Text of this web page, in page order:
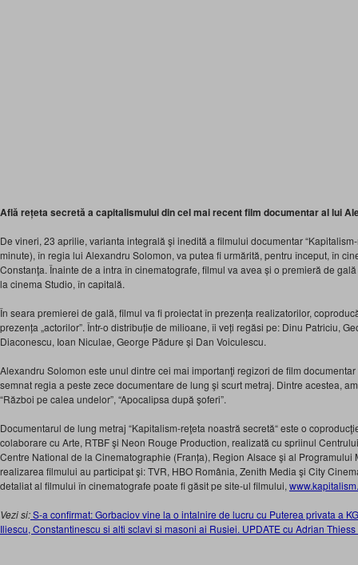
Află rețeta secretă a capitalismului din cel mai recent film documentar al lui
De vineri, 23 aprilie, varianta integrală şi inedită a filmului documentar
minute), în regia lui Alexandru Solomon, va putea fi urmărită, pentru început, în
Constanţa. Înainte de a intra în cinematografe, filmul va avea și o premieră de
la cinema Studio, în capitală.
În seara premierei de gală, filmul va fi proiectat în prezența realizatorilor,
prezența „actorilor”. Într-o distribuție de milioane, îi veți regăsi pe: Dinu Patriciu,
Diaconescu, Ioan Niculae, George Pădure și Dan Voiculescu.
Alexandru Solomon este unul dintre cei mai importanţi regizori de film
semnat regia a peste zece documentare de lung şi scurt metraj. Dintre acestea,
“Război pe calea undelor”, “Apocalipsa după şoferi”.
Documentarul de lung metraj “Kapitalism-reţeta noastră secretă“ este o
colaborare cu Arte, RTBF şi Neon Rouge Production, realizată cu spriinul
Centre National de la Cinematographie (Franța), Region Alsace şi al
realizarea filmului au participat şi: TVR, HBO România, Zenith Media şi City
detaliat al filmului în cinematografe poate fi găsit pe site-ul filmului,
Vezi si:S-a confirmat: Gorbaciov vine la o intalnire de lucru cu Puterea privata a
Iliescu, Constantinescu si alti sclavi si masoni ai Rusiei. UPDATE cu Adrian